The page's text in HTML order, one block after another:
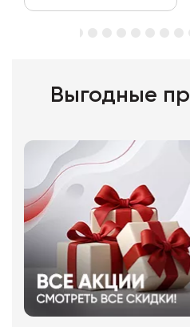
Выгодные